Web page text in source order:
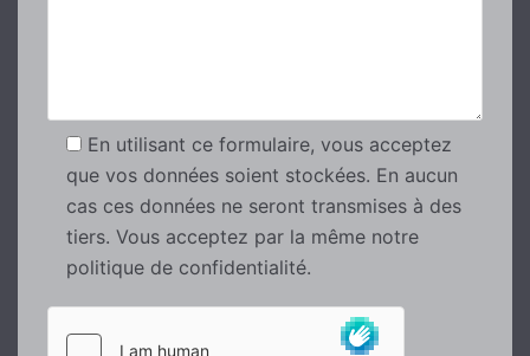
En utilisant ce formulaire, vous acceptez
que vos données soient stockées. En aucun
cas ces données ne seront transmises à des
tiers. Vous acceptez par la même notre
politique de confidentialité.